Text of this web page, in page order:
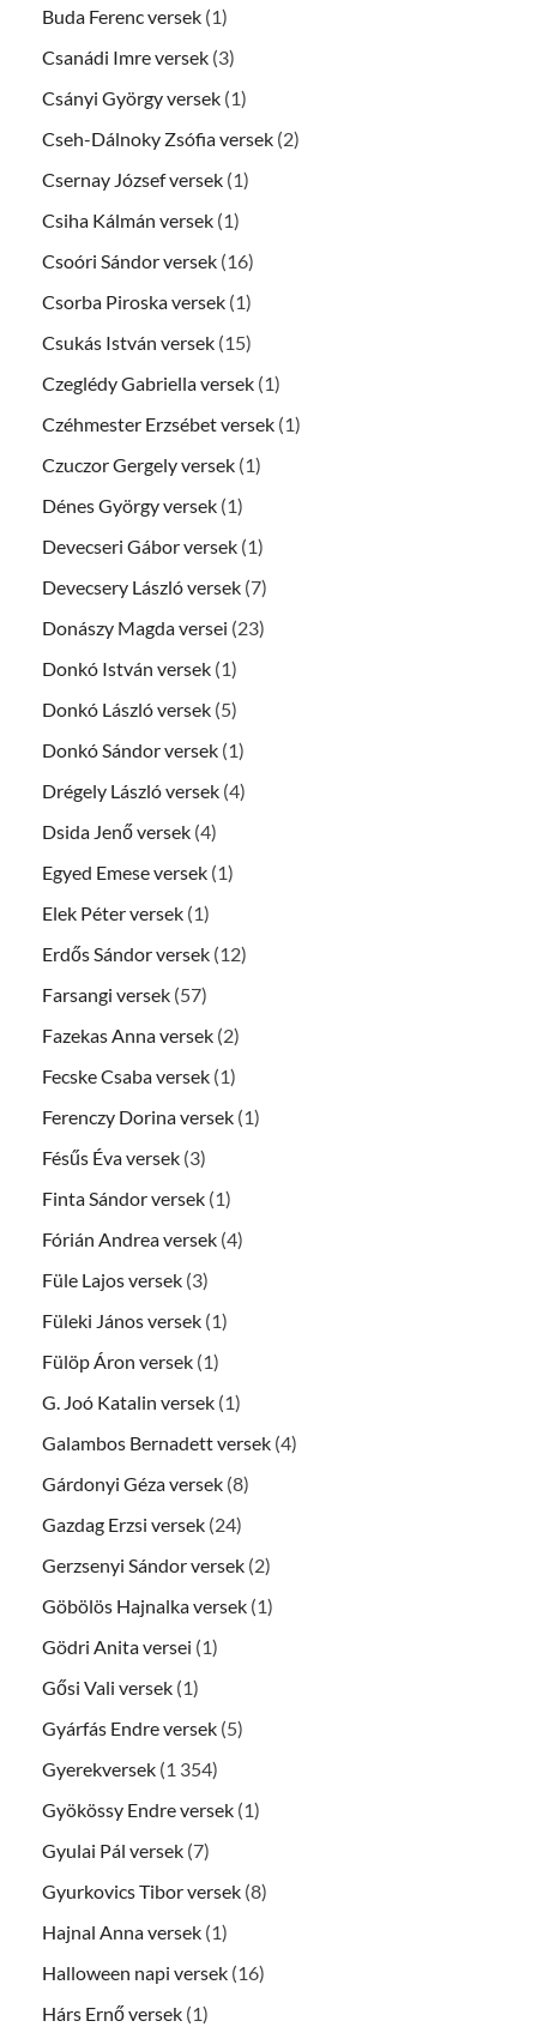
Buda Ferenc versek (1)
Csanádi Imre versek (3)
Csányi György versek (1)
Cseh-Dálnoky Zsófia versek (2)
Csernay József versek (1)
Csiha Kálmán versek (1)
Csoóri Sándor versek (16)
Csorba Piroska versek (1)
Csukás István versek (15)
Czeglédy Gabriella versek (1)
Czéhmester Erzsébet versek (1)
Czuczor Gergely versek (1)
Dénes György versek (1)
Devecseri Gábor versek (1)
Devecsery László versek (7)
Donászy Magda versei (23)
Donkó István versek (1)
Donkó László versek (5)
Donkó Sándor versek (1)
Drégely László versek (4)
Dsida Jenő versek (4)
Egyed Emese versek (1)
Elek Péter versek (1)
Erdős Sándor versek (12)
Farsangi versek (57)
Fazekas Anna versek (2)
Fecske Csaba versek (1)
Ferenczy Dorina versek (1)
Fésűs Éva versek (3)
Finta Sándor versek (1)
Fórián Andrea versek (4)
Füle Lajos versek (3)
Füleki János versek (1)
Fülöp Áron versek (1)
G. Joó Katalin versek (1)
Galambos Bernadett versek (4)
Gárdonyi Géza versek (8)
Gazdag Erzsi versek (24)
Gerzsenyi Sándor versek (2)
Göbölös Hajnalka versek (1)
Gödri Anita versei (1)
Gősi Vali versek (1)
Gyárfás Endre versek (5)
Gyerekversek (1 354)
Gyökössy Endre versek (1)
Gyulai Pál versek (7)
Gyurkovics Tibor versek (8)
Hajnal Anna versek (1)
Halloween napi versek (16)
Hárs Ernő versek (1)